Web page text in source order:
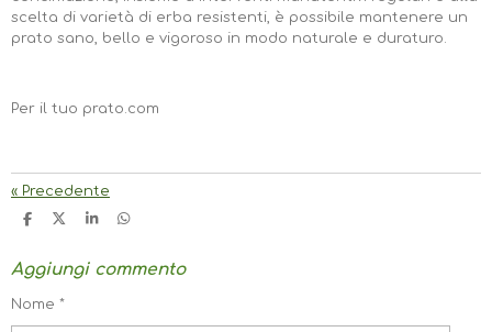
scelta di varietà di erba resistenti, è possibile mantenere un
prato sano, bello e vigoroso in modo naturale e duraturo.
Per il tuo prato.com
« Precedente
C
D
I
I
D
C
D
V
D
C
D
D
C
D
D
Aggiungi commento
Nome *